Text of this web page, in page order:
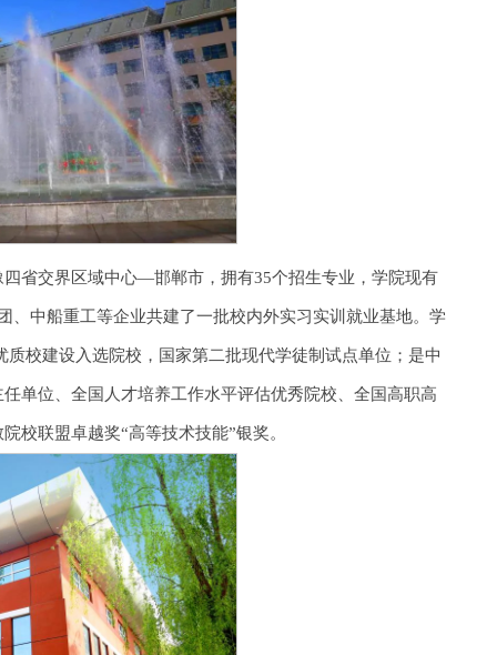
省交界区域中心—邯郸市，拥有35个招生专业，学院现有
中船重工等企业共建了一批校内外实习实训就业基地。学
校建设入选院校，国家第二批现代学徒制试点单位；是中
单位、全国人才培养工作水平评估优秀院校、全国高职高
校联盟卓越奖“高等技术技能”银奖。